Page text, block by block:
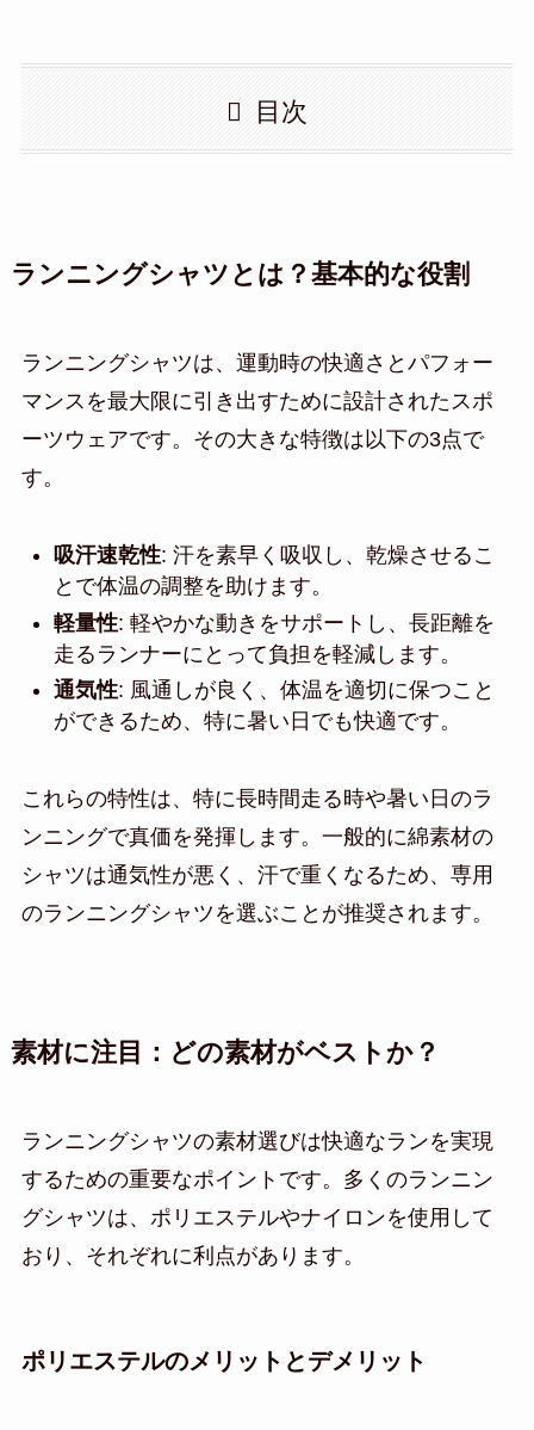
目次
ランニングシャツとは？基本的な役割
ランニングシャツは、運動時の快適さとパフォー
マンスを最大限に引き出すために設計されたスポ
ーツウェアです。その大きな特徴は以下の3点で
す。
吸汗速乾性: 汗を素早く吸収し、乾燥させるこ
とで体温の調整を助けます。
軽量性: 軽やかな動きをサポートし、長距離を
走るランナーにとって負担を軽減します。
通気性: 風通しが良く、体温を適切に保つこと
ができるため、特に暑い日でも快適です。
これらの特性は、特に長時間走る時や暑い日のラ
ンニングで真価を発揮します。一般的に綿素材の
シャツは通気性が悪く、汗で重くなるため、専用
のランニングシャツを選ぶことが推奨されます。
素材に注目：どの素材がベストか？
ランニングシャツの素材選びは快適なランを実現
するための重要なポイントです。多くのランニン
グシャツは、ポリエステルやナイロンを使用して
おり、それぞれに利点があります。
ポリエステルのメリットとデメリット